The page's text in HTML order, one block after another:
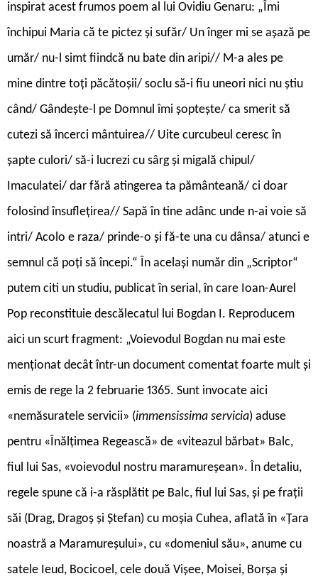
inspirat acest frumos poem al lui Ovidiu Genaru: „Îmi
închipui Maria că te pictez și sufăr/ Un înger mi se așază pe
umăr/ nu-l simt fiindcă nu bate din aripi// M-a ales pe
mine dintre toți păcătoșii/ soclu să-i fiu uneori nici nu știu
când/ Gândește-l pe Domnul îmi șoptește/ ca smerit să
cutezi să încerci mântuirea// Uite curcubeul ceresc în
șapte culori/ să-i lucrezi cu sârg și migală chipul/
Imaculatei/ dar fără atingerea ta pământeană/ ci doar
folosind însuflețirea// Sapă în tine adânc unde n-ai voie să
intri/ Acolo e raza/ prinde-o și fă-te una cu dânsa/ atunci e
semnul că poți să începi.“ În același număr din „Scriptor“
putem citi un studiu, publicat în serial, în care Ioan-Aurel
Pop reconstituie descălecatul lui Bogdan I. Reproducem
aici un scurt fragment: „Voievodul Bogdan nu mai este
menționat decât într-un document comentat foarte mult și
emis de rege la 2 februarie 1365. Sunt invocate aici
«nemăsuratele servicii» (immensissima servicia) aduse
pentru «Înălțimea Regească» de «viteazul bărbat» Balc,
fiul lui Sas, «voievodul nostru maramureșean». În detaliu,
regele spune că i-a răsplătit pe Balc, fiul lui Sas, și pe frații
săi (Drag, Dragoș și Ștefan) cu moșia Cuhea, aflată în «Țara
noastră a Maramureșului», cu «domeniul său», anume cu
satele Ieud, Bocicoel, cele două Vișee, Moisei, Borșa și